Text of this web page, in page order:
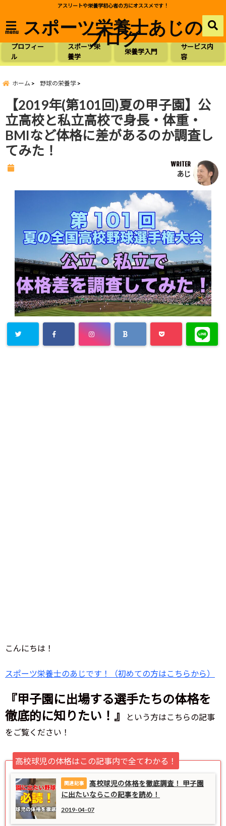
アスリートや栄養学初心者の方にオススメです！
menu スポーツ栄養士あじの
ブログ
プロフィー
ル
スポーツ栄
養学
栄養学入門
サービス内
容
ホーム 野球の栄養学
【2019年(第101回)夏の甲子園】公
立高校と私立高校で身長・体重・
BMIなど体格に差があるのか調査し
てみた！
WRITER
あじ
こんにちは！
スポーツ栄養士のあじです！（初めての方はこちらから）
『甲子園に出場する選手たちの体格を
徹底的に知りたい！』
という方はこちらの記事
をご覧ください！
高校球児の体格はこの記事内で全てわかる！
高校球児の体格を徹底調査！ 甲子園
に出たいならこの記事を読め！
2019-04-07